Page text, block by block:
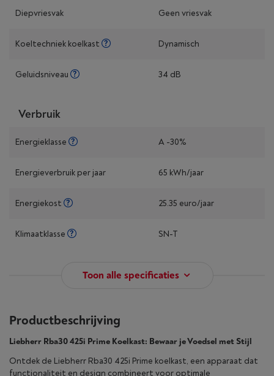
Diepvriesvak Geen vriesvak
Koeltechniek koelkast Dynamisch
Geluidsniveau 34 dB
Verbruik
Energieklasse A -30%
Energieverbruik per jaar 65 kWh/jaar
Energiekost 25.35 euro/jaar
Klimaatklasse SN-T
Toon alle specificaties
Productbeschrijving
Liebherr Rba30 425i Prime Koelkast: Bewaar je Voedsel met Stijl
Ontdek de Liebherr Rba30 425i Prime koelkast, een apparaat dat
functionaliteit en design combineert voor optimale